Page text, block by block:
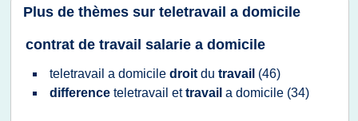
Plus de thèmes sur teletravail a domicile
contrat de travail salarie a domicile
teletravail a domicile droit du travail (46)
difference teletravail ettravail a domicile (34)